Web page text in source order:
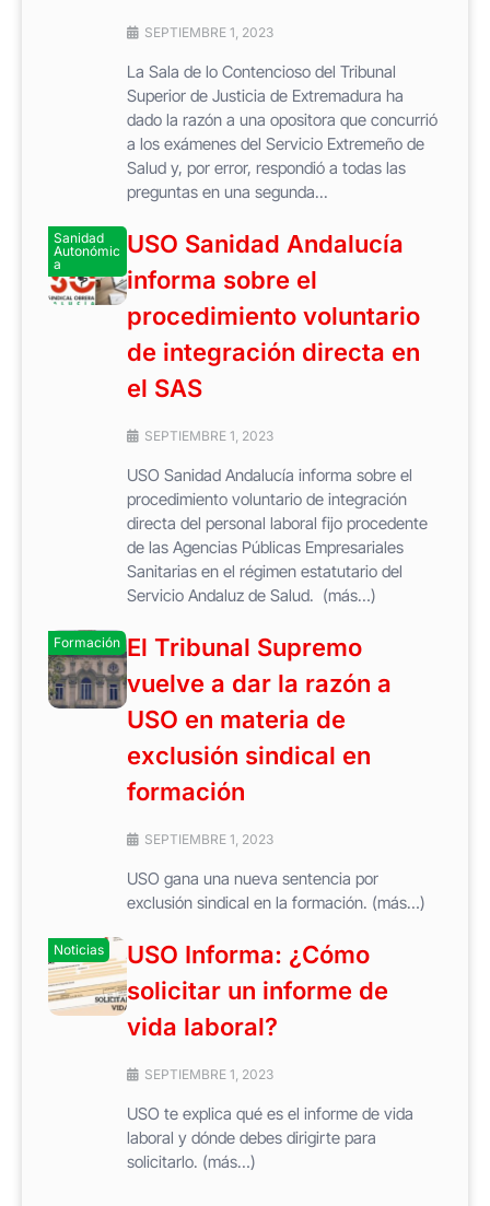
SEPTIEMBRE 1, 2023
La Sala de lo Contencioso del Tribunal
Superior de Justicia de Extremadura ha
dado la razón a una opositora que concurrió
a los exámenes del Servicio Extremeño de
Salud y, por error, respondió a todas las
preguntas en una segunda...
Sanidad
Autonómic
a
USO Sanidad Andalucía
informa sobre el
procedimiento voluntario
de integración directa en
el SAS
SEPTIEMBRE 1, 2023
USO Sanidad Andalucía informa sobre el
procedimiento voluntario de integración
directa del personal laboral fijo procedente
de las Agencias Públicas Empresariales
Sanitarias en el régimen estatutario del
Servicio Andaluz de Salud. (más…)
Formación El Tribunal Supremo
vuelve a dar la razón a
USO en materia de
exclusión sindical en
formación
SEPTIEMBRE 1, 2023
USO gana una nueva sentencia por
exclusión sindical en la formación. (más…)
Noticias
USO Informa: ¿Cómo
solicitar un informe de
vida laboral?
SEPTIEMBRE 1, 2023
USO te explica qué es el informe de vida
laboral y dónde debes dirigirte para
solicitarlo. (más…)